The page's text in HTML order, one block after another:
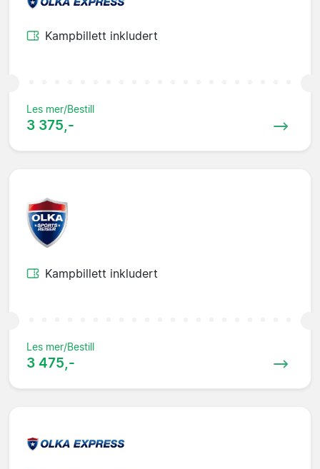
Kampbillett inkludert
Les mer/Bestill
3 375,-
Kampbillett inkludert
Les mer/Bestill
3 475,-